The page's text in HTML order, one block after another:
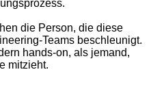
die Person, die diese
Teams beschleunigt.
hands-on, als jemand,
mitzieht.